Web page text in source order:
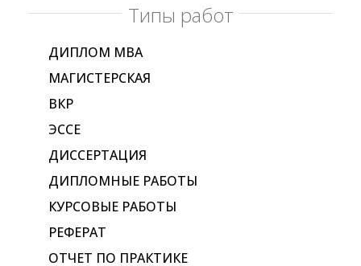
Типы работ
ДИПЛОМ МВА
МАГИСТЕРСКАЯ
ВКР
ЭССЕ
ДИССЕРТАЦИЯ
ДИПЛОМНЫЕ РАБОТЫ
КУРСОВЫЕ РАБОТЫ
РЕФЕРАТ
ОТЧЕТ ПО ПРАКТИКЕ